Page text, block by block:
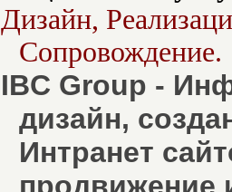
Дизайн,
Сопровождение.
IBC Group -
дизайн,
Интранет